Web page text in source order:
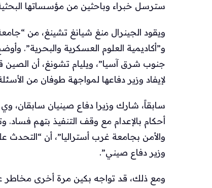
سترسل خبراء وباحثين من مؤسساتها
ويقود الجينرال منغ شيانغ تشينغ، من
و”أكاديمية العلوم العسكرية
جنوب شرق آسيا”، ويليام تشونغ، أن
لإيفاد وزير دفاعها لمواجهة طوفان من
سابقاً، شارك وزيرا دفاع صينيان سابقان،
أحكام بالإعدام مع وقف التنفيذ بتهم
والأمن بجامعة غرب أستراليا”، أن
وزير دفاع صيني”.
ومع ذلك، قد تواجه بكين مرة أخرى مخاطر